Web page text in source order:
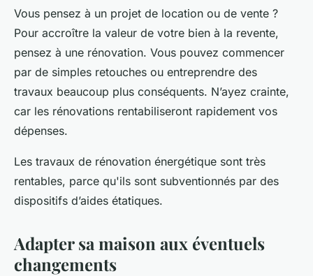
Vous pensez à un projet de location ou de vente ?
Pour accroître la valeur de votre bien à la revente,
pensez à une rénovation. Vous pouvez commencer
par de simples retouches ou entreprendre des
travaux beaucoup plus conséquents. N’ayez crainte,
car les rénovations rentabiliseront rapidement vos
dépenses.
Les travaux de rénovation énergétique sont très
rentables, parce qu'ils sont subventionnés par des
dispositifs d’aides étatiques.
Adapter sa maison aux éventuels
changements